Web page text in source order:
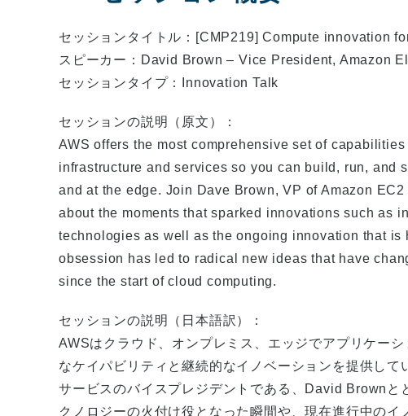
セッションタイトル：[CMP219] Compute innovation
スピーカー：David Brown – Vice President, Amazon
セッションタイプ：Innovation Talk
セッションの説明（原文）：
AWS offers the most comprehensive set of
infrastructure and services so you can build, run, and
and at the edge. Join Dave Brown, VP of Amazon
about the moments that sparked innovations such as
technologies as well as the ongoing innovation that is
obsession has led to radical new ideas that have
since the start of cloud computing.
セッションの説明（日本語訳）：
AWSはクラウド、オンプレミス、エッジでアプリケー
なケイパビリティと継続的なイノベーションを提供し
サービスのバイスプレジデントである、David Brownと
クノロジーの火付け役となった瞬間や、現在進行中の